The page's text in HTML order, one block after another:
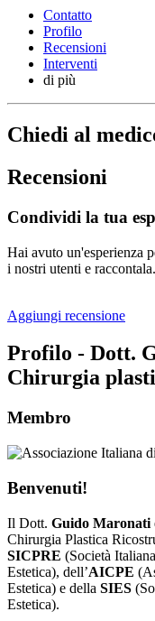
Contatto
Profilo
Recensioni
Interventi
di più
Chiedi al
Recensioni
Condividi la tua
Hai avuto un'esperienza
i nostri utenti e raccontala.
Aggiungi recensione
Profilo - Dott.
Chirurgia
Membro
Benvenuti!
Il Dott. Guido Maronati
Chirurgia Plastica
SICPRE (Società
Estetica), dell’AICPE
Estetica) e della SIES
Estetica).